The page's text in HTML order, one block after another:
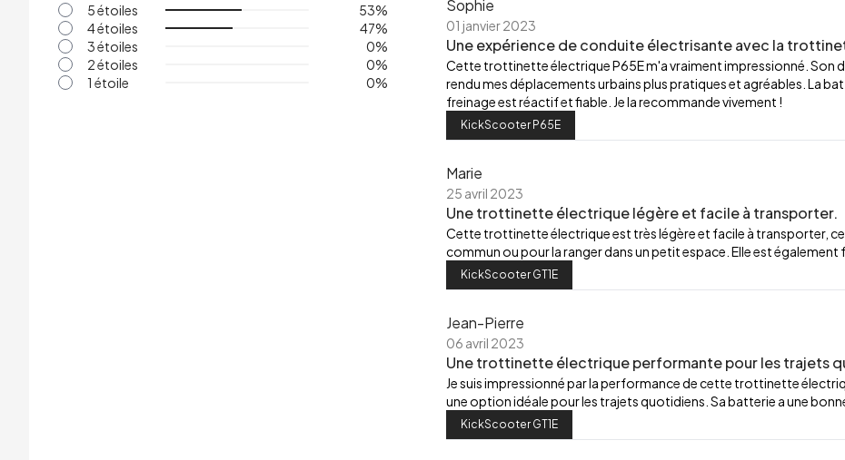
5 étoiles
53%
4 étoiles
47%
3 étoiles
0%
2 étoiles
0%
1 étoile
0%
Sophie
01 janvier 2023
Une expérience de conduite électrisante avec la
Cette trottinette électrique P65E m'a vraiment impressionné. Son
rendu mes déplacements urbains plus pratiques et agréables. La
freinage est réactif et fiable. Je la recommande vivement !
KickScooter P65E
Marie
25 avril 2023
Une trottinette électrique légère et facile à transporter.
Cette trottinette électrique est très légère et facile à transporter,
commun ou pour la ranger dans un petit espace. Elle est également
KickScooter GT1E
Jean-Pierre
06 avril 2023
Une trottinette électrique performante pour les trajets
Je suis impressionné par la performance de cette trottinette
une option idéale pour les trajets quotidiens. Sa batterie a une
KickScooter GT1E